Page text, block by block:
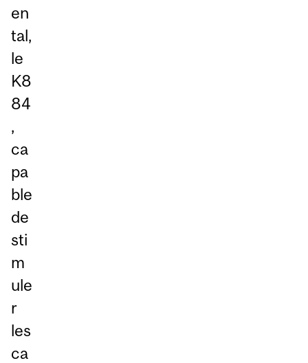
en
tal,
le
K8
84
,
ca
pa
ble
de
sti
m
ule
r
les
ca